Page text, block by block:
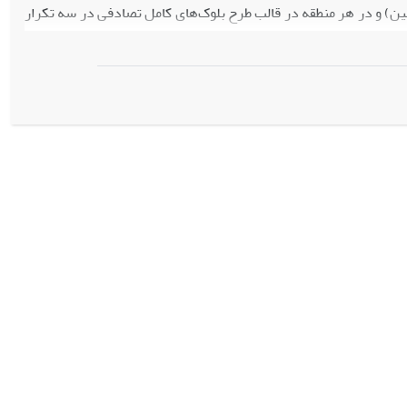
و در هر منطقه در قالب طرح بلوک‌های کامل تصادفی در سه تکرار
نداشت. ارقام سپهر و سمبل دانه­ های درشت­تری تولید کردند و
داری بالاتر بود (به‌ترتیب 7/9 و 1/24 درصد بالاتر از میانگین سایر ارقام)، ولی عملکرد دانه در این دو رقم نسبت به ارقام